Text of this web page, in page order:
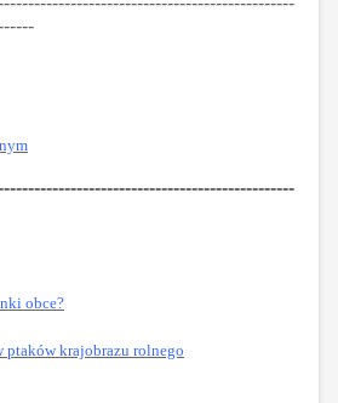
obce?
krajobrazu rolnego